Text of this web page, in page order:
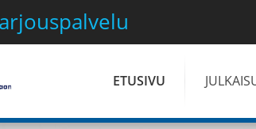
ETUSIVU